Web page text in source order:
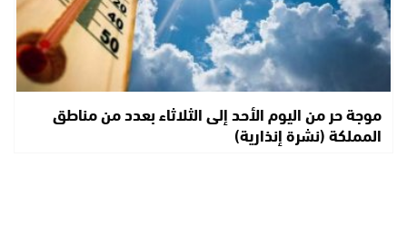
موجة حر من اليوم الأحد إلى الثلاثاء بعدد من مناطق
المملكة (نشرة إنذارية)